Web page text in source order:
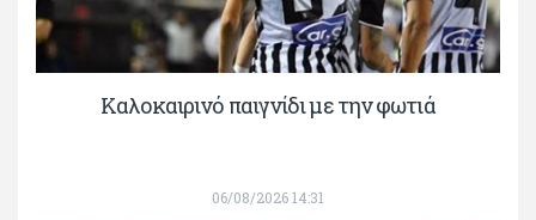
Καλοκαιρινό παιγνίδι με την φωτιά
06/08/2026 14:31